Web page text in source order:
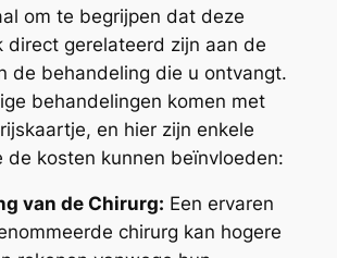
om te begrijpen dat deze
direct gerelateerd zijn aan de
de behandeling die u ontvangt.
behandelingen komen met
en hier zijn enkele
de kosten kunnen beïnvloeden:
van de Chirurg: Een ervaren
chirurg kan hogere